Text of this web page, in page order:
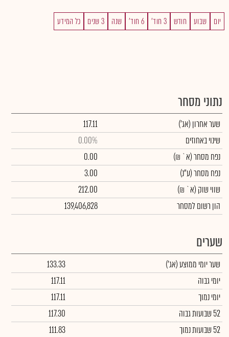
יום שבוע חודש 3 חוד' 6 חוד' שנה 3 שנים כל המידע
נתוני מסחר
שער אחרון (אג')
117.11
שינוי באחוזים
0.00%
נפח מסחר(א` ₪)
0.00
נפח מסחר(ע"נ)
3.00
שווי שוק (א` ₪)
212.00
הון רשום למסחר
139,406,828
שערים
שער יומי ממוצע(אג')
133.33
יומי גבוה
117.11
יומי נמוך
117.11
52 שבועות גבוה
117.30
52 שבועות נמוך
111.83